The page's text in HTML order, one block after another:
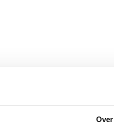
Over
van hun respectieve
partner van deze
Op al onze producten